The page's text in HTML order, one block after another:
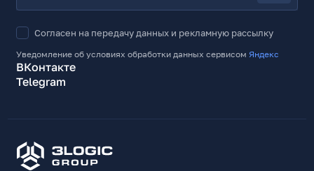
Согласен на передачу данных и рекламную рассылку
Уведомление об условиях обработки данных сервисом Яндекс
ВКонтакте
Telegram